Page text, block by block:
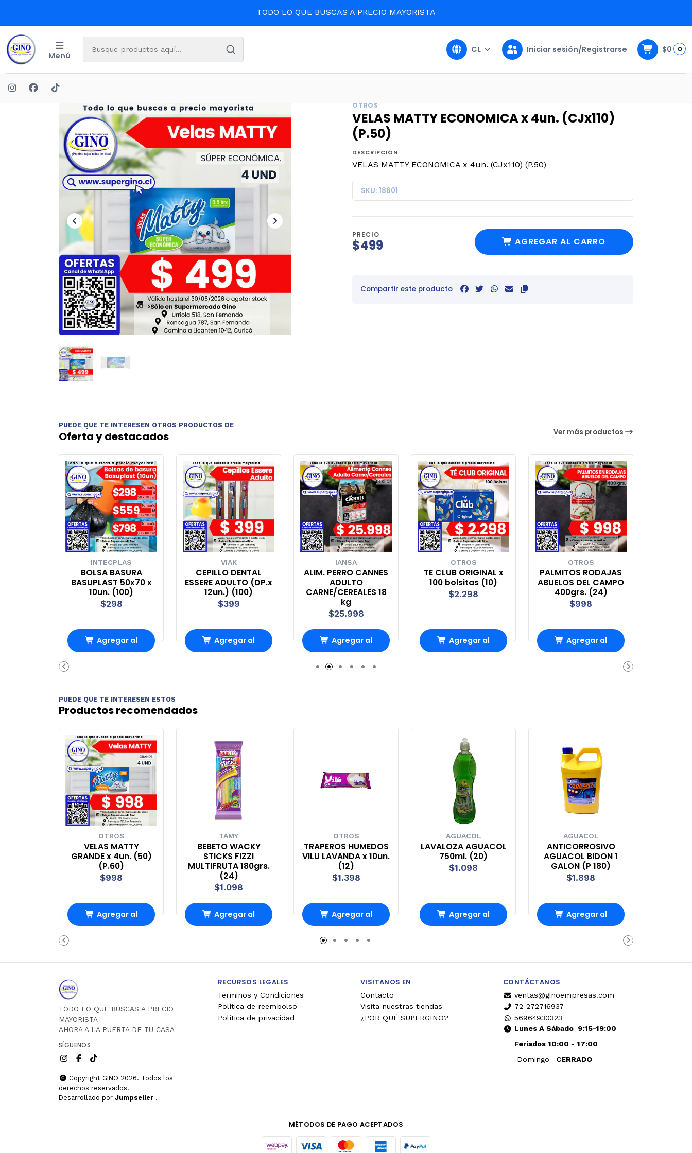
TODO LO QUE BUSCAS A PRECIO MAYORISTA
Menú
CL Iniciar sesión/Registrarse $0 0
OTROS
VELAS MATTY ECONOMICA x 4un. (CJx110)
(P.50)
DESCRIPCIÓN
VELAS MATTY ECONOMICA x 4un. (CJx110) (P.50)
SKU: 18601
PRECIO
$499 AGREGAR AL CARRO
Compartir este producto
PUEDE QUE TE INTERESEN OTROS PRODUCTOS DE
Oferta y destacados Ver más productos
INTECPLAS
BOLSA BASURA
BASUPLAST 50x70 x
10un. (100)
$298
Agregar al
VIAK
CEPILLO DENTAL
ESSERE ADULTO (DP.x
12un.) (100)
$399
Agregar al
IANSA
ALIM. PERRO CANNES
ADULTO
CARNE/CEREALES 18
kg
$25.998
Agregar al
Carro
OTROS
TE CLUB ORIGINAL x
100 bolsitas (10)
$2.298
Agregar al
OTROS
PALMITOS RODAJAS
ABUELOS DEL CAMPO
400grs. (24)
$998
Agregar al
PUEDE QUE TE INTERESEN ESTOS
Productos recomendados
OTROS
VELAS MATTY
GRANDE x 4un. (50)
(P.60)
$998
Agregar al
TAMY
BEBETO WACKY
STICKS FIZZI
MULTIFRUTA 180grs.
(24)
$1.098
Agregar al
OTROS
TRAPEROS HUMEDOS
VILU LAVANDA x 10un.
(12)
$1.398
Agregar al
Carro
AGUACOL
LAVALOZA AGUACOL
750ml. (20)
$1.098
Agregar al
AGUACOL
ANTICORROSIVO
AGUACOL BIDON 1
GALON (P 180)
$1.898
Agregar al
TODO LO QUE BUSCAS A PRECIO
MAYORISTA
AHORA A LA PUERTA DE TU CASA
SÍGUENOS
Copyright GINO 2026. Todos los
derechos reservados.
Desarrollado por Jumpseller .
RECURSOS LEGALES
Términos y Condiciones
Política de reembolso
Política de privacidad
VISITANOS EN
Contacto
Visita nuestras tiendas
¿POR QUÉ SUPERGINO?
CONTÁCTANOS
ventas@ginoempresas.com
72-272716937
56964930323
Lunes A Sábado9:15-19:00
Feriados 10:00 - 17:00
Domingo
CERRADO
MÉTODOS DE PAGO ACEPTADOS